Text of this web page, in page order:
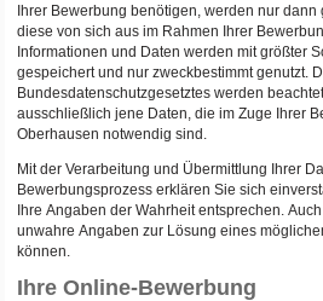
Ihrer Bewerbung benötigen, werden nur
diese von sich aus im Rahmen Ihrer
Informationen und Daten werden mit größter
gespeichert und nur zweckbestimmt genutzt.
Bundesdatenschutzgesetztes werden
ausschließlich jene Daten, die im Zuge Ihrer
Oberhausen notwendig sind.
Mit der Verarbeitung und Übermittlung Ihrer
Bewerbungsprozess erklären Sie sich
Ihre Angaben der Wahrheit entsprechen.
unwahre Angaben zur Lösung eines
können.
Ihre Online-Bewerbung